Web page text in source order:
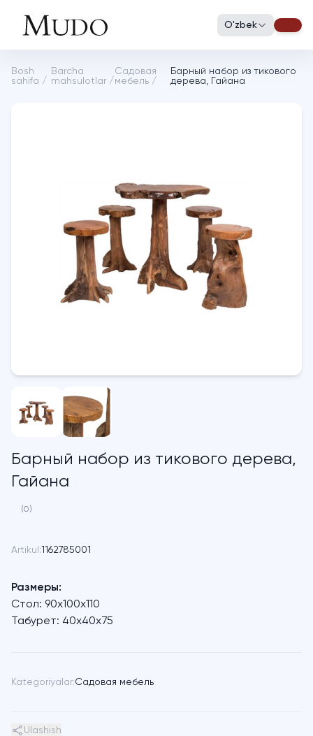
O'zbek
Bosh
sahifa /
Barcha
mahsulotlar/
Садовая
мебель/
Барный набор из тикового
дерева, Гайана
Барный набор из тикового дерева,
Гайана
(0)
Artikul:1162785001
Размеры:
Стол: 90x100x110
Табурет: 40x40x75
Kategoriyalar:Садовая мебель
Ulashish